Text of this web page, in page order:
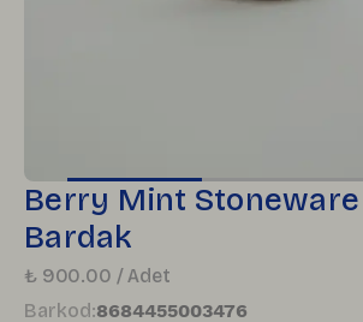
Berry Mint Stoneware
Bardak
₺ 900.00 / Adet
Barkod:8684455003476